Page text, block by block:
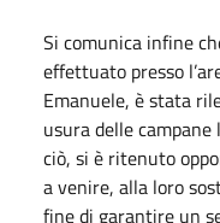
Si comunica infine
effettuato presso
Emanuele, è stata
usura delle
ciò, si è ritenuto
a venire, alla loro
fine di garantire un